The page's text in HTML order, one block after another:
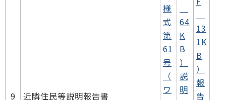
9 近隣住民等説明報告書
様
式
第
61
号
（
ワ
64
K
B
）
説
明
13
1K
B
）
報
告